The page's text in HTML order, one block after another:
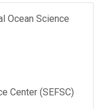
Ocean Science
Center (SEFSC)